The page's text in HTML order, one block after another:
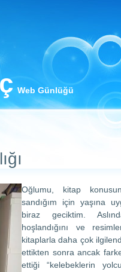
Web Günlüğü
Oğlumu, kitap
sandığım için yaşına
biraz geciktim.
hoşlandığını ve
kitaplarla daha çok
ettikten sonra ancak
ettiği “kelebeklerin